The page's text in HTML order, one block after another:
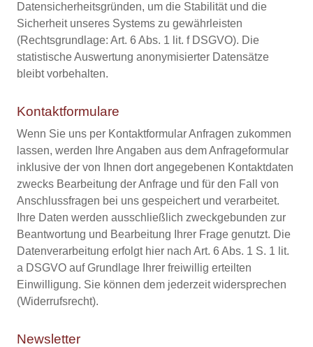
Datensicherheitsgründen, um die Stabilität und die
Sicherheit unseres Systems zu gewährleisten
(Rechtsgrundlage: Art. 6 Abs. 1 lit. f DSGVO). Die
statistische Auswertung anonymisierter Datensätze
bleibt vorbehalten.
Kontaktformulare
Wenn Sie uns per Kontaktformular Anfragen zukommen
lassen, werden Ihre Angaben aus dem Anfrageformular
inklusive der von Ihnen dort angegebenen Kontaktdaten
zwecks Bearbeitung der Anfrage und für den Fall von
Anschlussfragen bei uns gespeichert und verarbeitet.
Ihre Daten werden ausschließlich zweckgebunden zur
Beantwortung und Bearbeitung Ihrer Frage genutzt. Die
Datenverarbeitung erfolgt hier nach Art. 6 Abs. 1 S. 1 lit.
a DSGVO auf Grundlage Ihrer freiwillig erteilten
Einwilligung. Sie können dem jederzeit widersprechen
(Widerrufsrecht).
Newsletter